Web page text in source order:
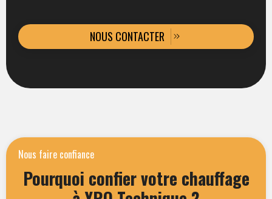
NOUS CONTACTER
Nous faire confiance
Pourquoi confier votre chauffage